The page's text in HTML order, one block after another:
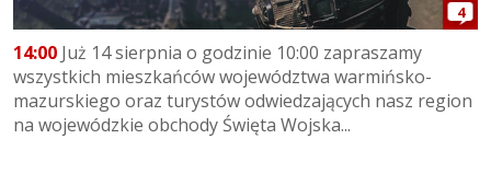
4
14:00 Już 14 sierpnia o godzinie 10:00 zapraszamy
wszystkich mieszkańców województwa warmińsko-
mazurskiego oraz turystów odwiedzających nasz region
na wojewódzkie obchody Święta Wojska...